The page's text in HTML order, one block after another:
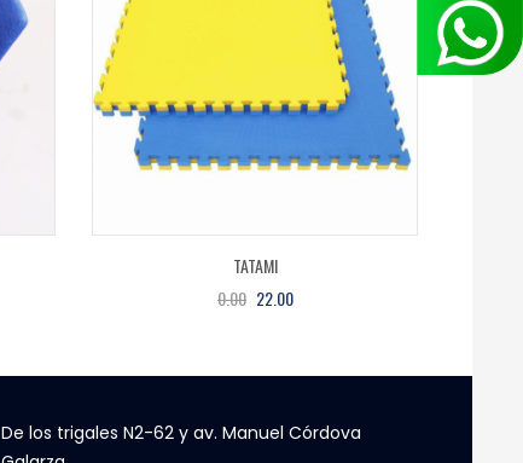
TATAMI
0.00 22.00
De los trigales N2-62 y av. Manuel Córdova